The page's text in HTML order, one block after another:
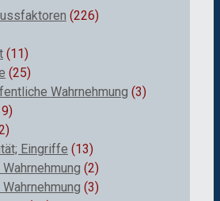
(226)
(11)
(25)
Wahrnehmung (3)
Eingriffe (13)
(2)
(3)